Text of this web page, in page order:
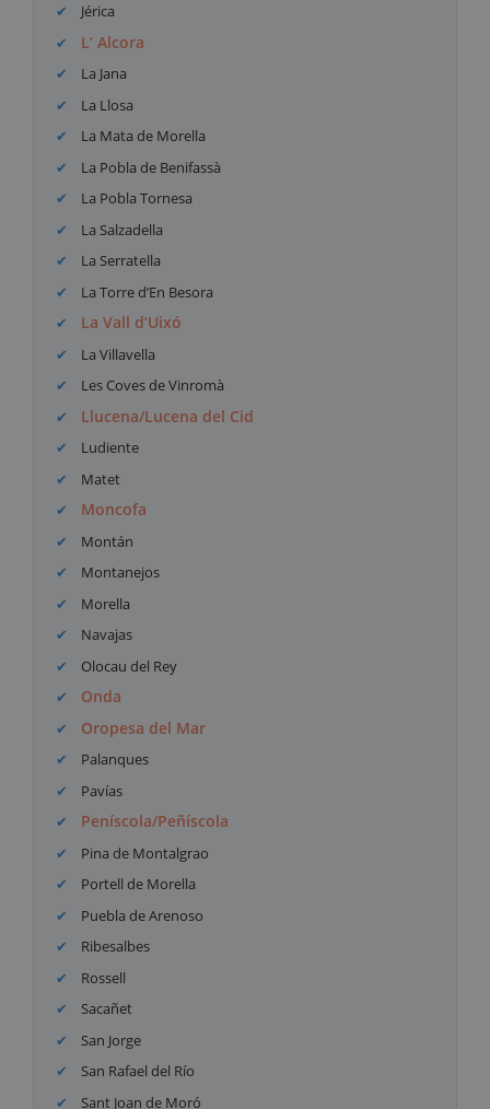
Jérica
L’ Alcora
La Jana
La Llosa
La Mata de Morella
La Pobla de Benifassà
La Pobla Tornesa
La Salzadella
La Serratella
La Torre d’En Besora
La Vall d’Uixó
La Villavella
Les Coves de Vinromà
Llucena/Lucena del Cid
Ludiente
Matet
Moncofa
Montán
Montanejos
Morella
Navajas
Olocau del Rey
Onda
Oropesa del Mar
Palanques
Pavías
Peníscola/Peñíscola
Pina de Montalgrao
Portell de Morella
Puebla de Arenoso
Ribesalbes
Rossell
Sacañet
San Jorge
San Rafael del Río
Sant Joan de Moró